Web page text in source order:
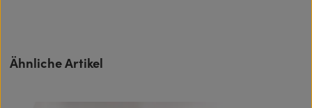
Produktgalerie überspringen
Ähnliche Artikel